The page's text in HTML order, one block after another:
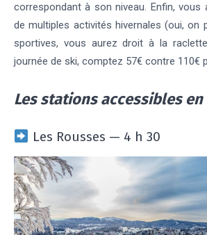
correspondant à son niveau. Enfin, vous
de multiples activités hivernales (oui, on
sportives, vous aurez droit à la
journée de ski, comptez 57€ contre 110€
Les stations accessibles
Les Rousses — 4 h 30